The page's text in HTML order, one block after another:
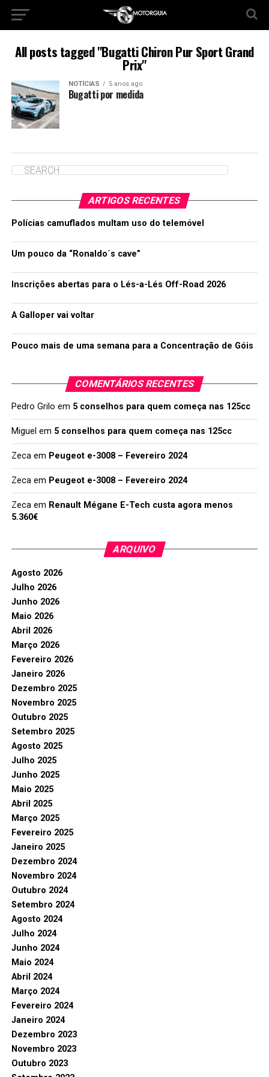
All posts tagged "Bugatti Chiron Pur Sport Grand
Prix"
NOTÍCIAS 5 anos ago
Bugatti por medida
ARTIGOS RECENTES
Polícias camuflados multam uso do telemóvel
Um pouco da “Ronaldo´s cave”
Inscrições abertas para o Lés-a-Lés Off-Road 2026
A Galloper vai voltar
Pouco mais de uma semana para a Concentração de Góis
COMENTÁRIOS RECENTES
Pedro Grilo em 5 conselhos para quem começa nas 125cc
Miguel em 5 conselhos para quem começa nas 125cc
Zecaem Peugeot e-3008 – Fevereiro 2024
Zecaem Peugeot e-3008 – Fevereiro 2024
Zecaem Renault Mégane E-Tech custa agora menos
5.360€
ARQUIVO
Agosto 2026
Julho 2026
Junho 2026
Maio 2026
Abril 2026
Março 2026
Fevereiro 2026
Janeiro 2026
Dezembro 2025
Novembro 2025
Outubro 2025
Setembro 2025
Agosto 2025
Julho 2025
Junho 2025
Maio 2025
Abril 2025
Março 2025
Fevereiro 2025
Janeiro 2025
Dezembro 2024
Novembro 2024
Outubro 2024
Setembro 2024
Agosto 2024
Julho 2024
Junho 2024
Maio 2024
Abril 2024
Março 2024
Fevereiro 2024
Janeiro 2024
Dezembro 2023
Novembro 2023
Outubro 2023